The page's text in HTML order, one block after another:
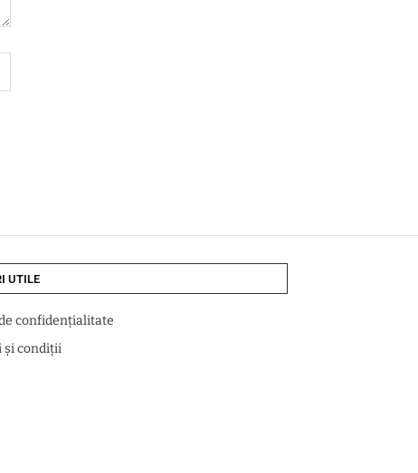
UTILE
confidențialitate
și condiții